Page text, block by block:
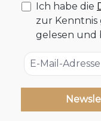
Ich habe die
zur
gelesen und